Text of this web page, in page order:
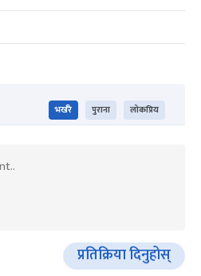
भर्खरै पुराना लोकप्रिय
प्रतिक्रिया दिनुहोस्